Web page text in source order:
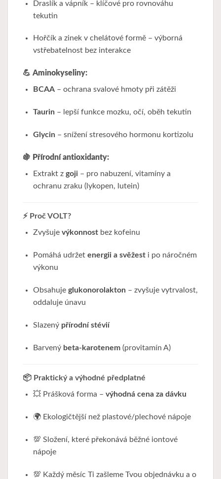
Draslík a vápník – klíčové pro rovnováhu
tekutin
Hořčík a zinek v chelátové formě – výborná
vstřebatelnost bez interakce
💪 Aminokyseliny:
BCAA– ochrana svalové hmoty při zátěži
Taurin – lepší funkce mozku, očí, oběh tekutin
Glycin – snížení stresového hormonu kortizolu
🍇 Přírodní antioxidanty:
Extrakt z goji– pro nabuzení, vitamíny a
ochranu zraku (lykopen, lutein)
⚡ Proč VOLT?
Zvyšuje výkonnostbez kofeinu
Pomáhá udržet energii a svěžesti po náročném
výkonu
Obsahuje glukonorolakton – zvyšuje vytrvalost,
oddaluje únavu
Slazený přírodní stévií
Barvený beta-karotenem(provitamín A)
📦 Praktický a výhodné předplatné
💥 Prášková forma – výhodná cena za dávku
🌍 Ekologičtější než plastové/plechové nápoje
💯 Složení, které překonává běžné iontové
nápoje
💯 Každý měsíc Ti zašleme Tvou objednávku a o